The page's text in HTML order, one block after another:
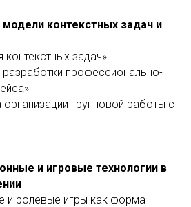
контекстных задач и
контекстных задач»
разработки профессионально-
групповой работы с
и игровые технологии в
и ролевые игры как форма